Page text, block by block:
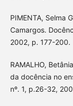
PIMENTA, Selma
Camargos.
2002, p. 177-200.
RAMALHO,
da docência no
nº. 1, p.26-32,